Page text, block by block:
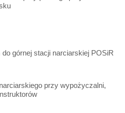
górnej stacji narciarskiej POSiR
przy wypożyczalni,